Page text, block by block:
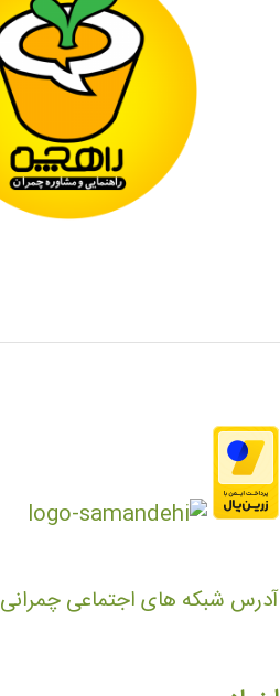
آدرس شبکه های اجتماعی چمرانی